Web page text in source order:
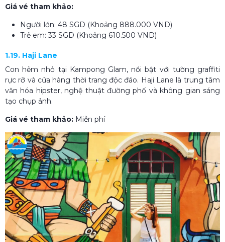
Giá vé tham khảo:
Người lớn: 48 SGD (Khoảng 888.000 VND)
Trẻ em: 33 SGD (Khoảng 610.500 VND)
1.19. Haji Lane
Con hẻm nhỏ tại Kampong Glam, nổi bật với tường graffiti
rực rỡ và cửa hàng thời trang độc đáo. Haji Lane là trung tâm
văn hóa hipster, nghệ thuật đường phố và không gian sáng
tạo chụp ảnh.
Giá vé tham khảo: Miễn phí